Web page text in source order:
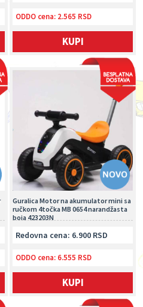
ODDO cena: 2.565 RSD
KUPI
Guralica Motor na akumulator mini sa
ručkom 4točka MB 0654 narandžasta
boja 423203N
Redovna cena: 6.900 RSD
ODDO cena: 6.555 RSD
KUPI